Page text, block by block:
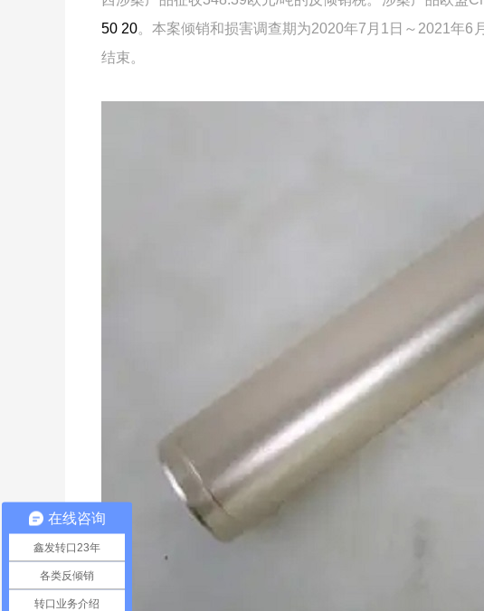
50 20。本案倾销和损害调查期为2020年7月1日～2021年
结束。
在线咨询
鑫发转口23年
各类反倾销
转口业务介绍